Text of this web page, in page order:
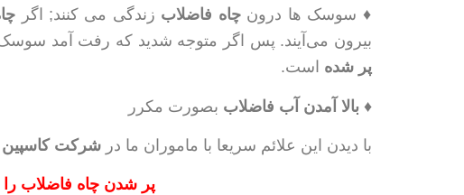
♦ سوسک ها درونچاه فاضلاب زندگی می کنند; اگر
بیرون می‌آیند. پس اگر متوجه شدید که رفت آمد
پر شده است.
♦ بالا آمدن آب فاضلاب بصورت مکرر
با دیدن این علائم سریعا با ماموران ما در شرکت کاسپین
پر شدن چاه فاضلاب